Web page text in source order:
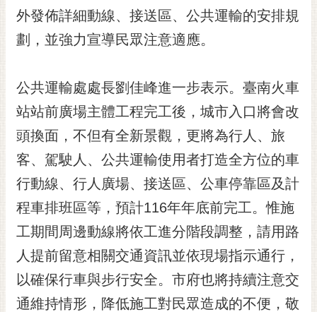
外發佈詳細動線、接送區、公共運輸的安排規
劃，並強力宣導民眾注意適應。
公共運輸處處長劉佳峰進一步表示。臺南火車
站站前廣場主體工程完工後，城市入口將會改
頭換面，不但有全新景觀，更將為行人、旅
客、駕駛人、公共運輸使用者打造全方位的車
行動線、行人廣場、接送區、公車停靠區及計
程車排班區等，預計116年年底前完工。惟施
工期間周邊動線將依工進分階段調整，請用路
人提前留意相關交通資訊並依現場指示通行，
以確保行車與步行安全。市府也將持續注意交
通維持情形，降低施工對民眾造成的不便，敬